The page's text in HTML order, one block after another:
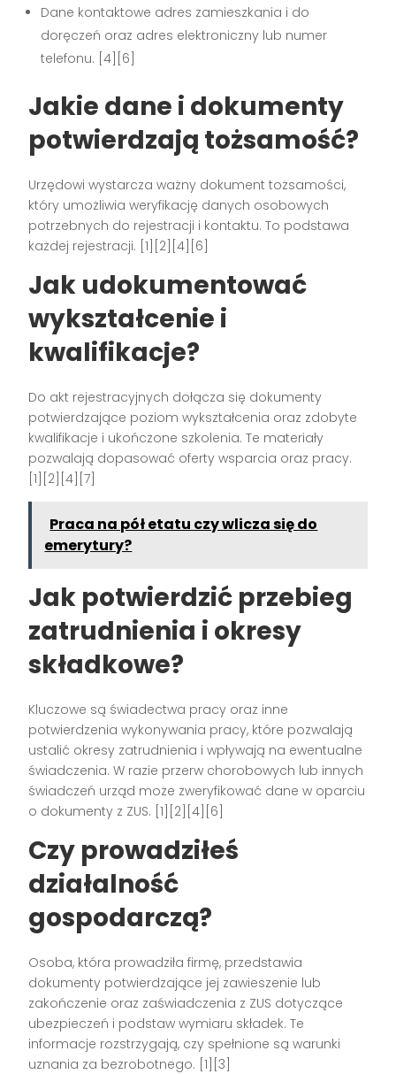
Dane kontaktowe adres zamieszkania i do
doręczeń oraz adres elektroniczny lub numer
telefonu. [4][6]
Jakie dane i dokumenty
potwierdzają tożsamość?
Urzędowi wystarcza ważny dokument tożsamości,
który umożliwia weryfikację danych osobowych
potrzebnych do rejestracji i kontaktu. To podstawa
każdej rejestracji. [1][2][4][6]
Jak udokumentować
wykształcenie i
kwalifikacje?
Do akt rejestracyjnych dołącza się dokumenty
potwierdzające poziom wykształcenia oraz zdobyte
kwalifikacje i ukończone szkolenia. Te materiały
pozwalają dopasować oferty wsparcia oraz pracy.
[1][2][4][7]
Praca na pół etatu czy wlicza się do
emerytury?
Jak potwierdzić przebieg
zatrudnienia i okresy
składkowe?
Kluczowe są świadectwa pracy oraz inne
potwierdzenia wykonywania pracy, które pozwalają
ustalić okresy zatrudnienia i wpływają na ewentualne
świadczenia. W razie przerw chorobowych lub innych
świadczeń urząd może zweryfikować dane w oparciu
o dokumenty z ZUS. [1][2][4][6]
Czy prowadziłeś
działalność
gospodarczą?
Osoba, która prowadziła firmę, przedstawia
dokumenty potwierdzające jej zawieszenie lub
zakończenie oraz zaświadczenia z ZUS dotyczące
ubezpieczeń i podstaw wymiaru składek. Te
informacje rozstrzygają, czy spełnione są warunki
uznania za bezrobotnego. [1][3]